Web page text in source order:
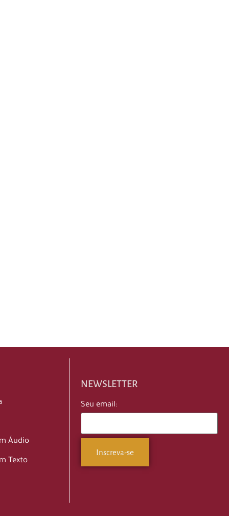
Áudio
Texto
NEWSLETTER
Seu email: